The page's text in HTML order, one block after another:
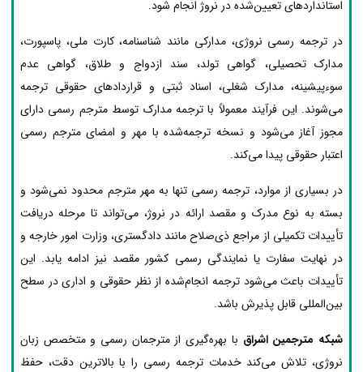
استانداردهای تعیین‌شده در نروژ انجام شود.
در ترجمه رسمی نروژی، مدارکی مانند شناسنامه، کارت ملی، پاسپورت،
مدارک تحصیلی، گواهی تولد، سند ازدواج و طلاق، گواهی عدم
سوءپیشینه، مدارک شغلی، اسناد ثبتی و قراردادهای حقوقی ترجمه
می‌شوند. این فرآیند معمولاً با ترجمه مدارک توسط مترجم رسمی دارای
مجوز آغاز می‌شود و نسخه ترجمه‌شده با مهر و امضای مترجم رسمی
اعتبار حقوقی پیدا می‌کند.
در بسیاری از موارد، ترجمه رسمی تنها به مهر مترجم محدود نمی‌شود و
بسته به نوع مدرک و مقصد ارائه در نروژ، می‌تواند تا مرحله دریافت
تأییدات تکمیلی از مراجع ذی‌صلاح مانند دادگستری، وزارت امور خارجه و
در نهایت سفارت یا نمایندگی رسمی کشور مقصد نیز ادامه یابد. این
تأییدات باعث می‌شود ترجمه انجام‌شده از نظر حقوقی و اداری در سطح
بین‌المللی قابل پذیرش باشد.
شبکه مترجمین اشراق با بهره‌گیری از مترجمان رسمی و متخصص زبان
نروژی، تلاش می‌کند خدمات ترجمه رسمی را با بالاترین دقت، حفظ